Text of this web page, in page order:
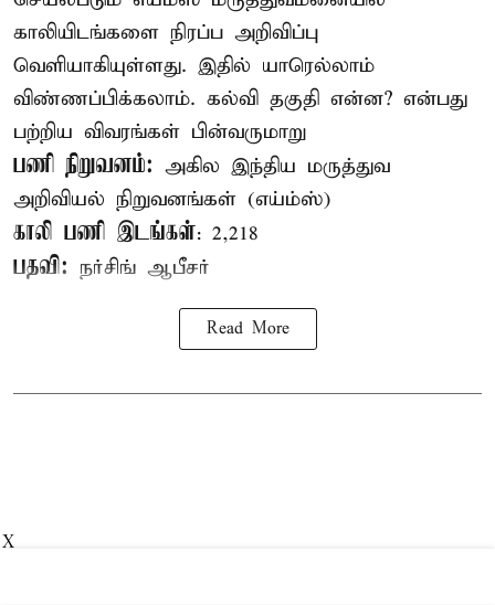
காலியிடங்களை நிரப்ப அறிவிப்பு
வெளியாகியுள்ளது. இதில் யாரெல்லாம்
விண்ணப்பிக்கலாம். கல்வி தகுதி என்ன? என்பது
பற்றிய விவரங்கள் பின்வருமாறு
பணி நிறுவனம்: அகில இந்திய மருத்துவ
அறிவியல் நிறுவனங்கள் (எய்ம்ஸ்)
காலி பணி இடங்கள்: 2,218
பதவி: நர்சிங் ஆபீசர்
Read More
X